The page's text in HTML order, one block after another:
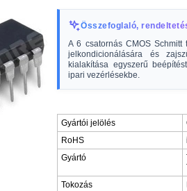
Összefoglaló,
A 6 csatornás CMOS
jelkondicionálására és
kialakítása egyszerű
ipari vezérlésekbe.
Gyártói jelölés
RoHS
Gyártó
Tokozás